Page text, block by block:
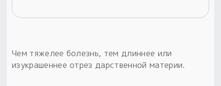
Чем тяжелее болезнь, тем длиннее или
изукрашеннее отрез дарственной материи.